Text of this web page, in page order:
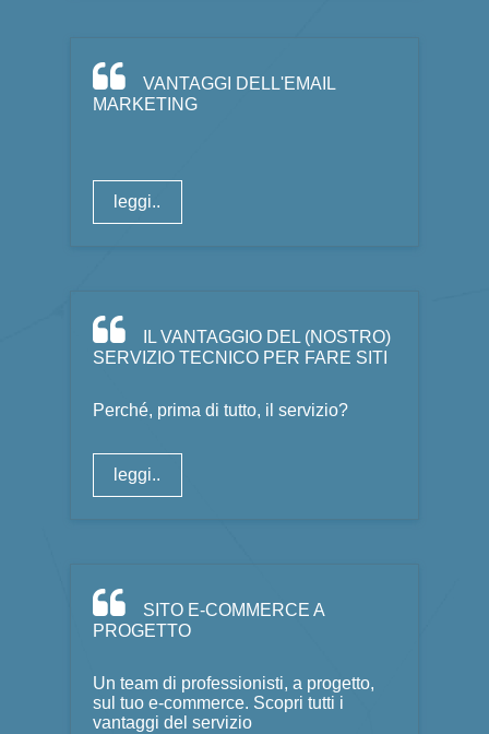
VANTAGGI DELL'EMAIL
MARKETING
leggi..
IL VANTAGGIO DEL (NOSTRO)
SERVIZIO TECNICO PER FARE SITI
Perché, prima di tutto, il servizio?
leggi..
SITO E-COMMERCE A
PROGETTO
Un team di professionisti, a progetto,
sul tuo e-commerce. Scopri tutti i
vantaggi del servizio